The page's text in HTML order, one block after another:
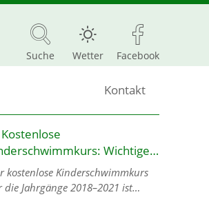
Suche Wetter Facebook
Kontakt
Wichtige
für alle Eltern! 🏊‍♂️👶
kostenlose Kinderschwimmkurs
die Jahrgänge 2018–2021 ist